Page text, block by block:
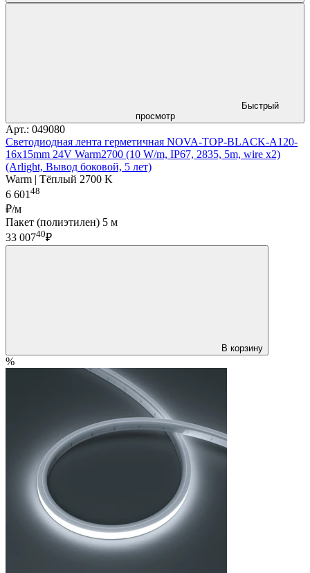
Быстрый
просмотр
Арт.: 049080
Светодиодная лента герметичная NOVA-TOP-BLACK-A120-
16x15mm 24V Warm2700 (10 W/m, IP67, 2835, 5m, wire x2)
(Arlight, Вывод боковой, 5 лет)
Warm | Тёплый 2700 K
6 60148
₽/м
Пакет (полиэтилен) 5 м
33 00740₽
В корзину
%